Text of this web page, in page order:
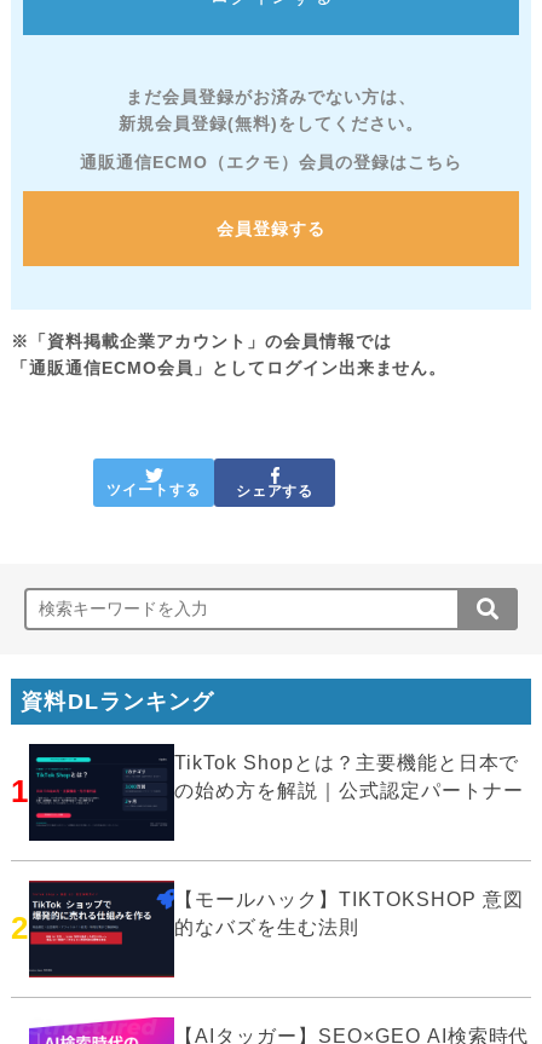
まだ会員登録がお済みでない方は、
新規会員登録(無料)をしてください。
通販通信ECMO（エクモ）会員の登録はこちら
会員登録する
※「資料掲載企業アカウント」の会員情報では
「通販通信ECMO会員」としてログイン出来ません。
ツイートする シェアする
資料DLランキング
1
TikTok Shopとは？主要機能と日本で
の始め方を解説｜公式認定パートナー
2
【モールハック】TIKTOKSHOP 意図
的なバズを生む法則
【AIタッガー】SEO×GEO AI検索時代